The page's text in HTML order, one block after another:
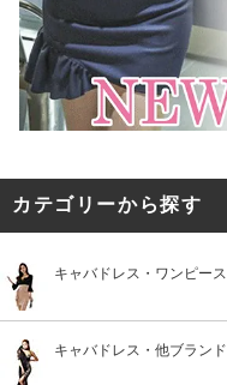
カテゴリーから探す
キャバドレス・ワンピース
キャバドレス・他ブランド